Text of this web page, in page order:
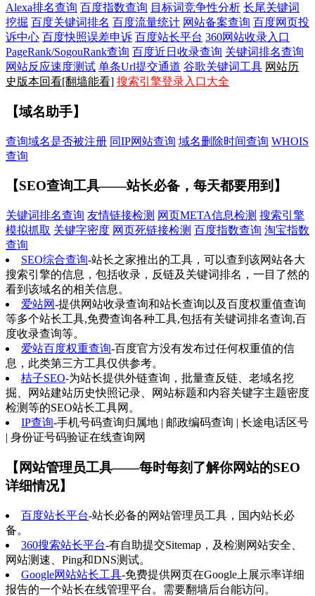
Alexa排名查询 百度指数查询 目标词竞争性分析 长尾关键词
挖掘 百度关键词排名 百度流量统计 网站备案查询 百度网页投
诉中心 百度快照误差申诉 百度站长平台 360网站收录入口
PageRank/SogouRank查询 百度近日收录查询 关键词排名查询
网站反应速度测试 单条Url提交通道 谷歌关键词工具 网站历
史版本回看[翻墙能看] 搜索引擎登录入口大全
【域名助手】
查询域名是否被注册 同IP网站查询 域名删除时间查询 WHOIS
查询
【SEO查询工具——站长必备，每天都要用到】
关键词排名查询 友情链接检测 网页META信息检测 搜索引擎
模拟抓取 关键字密度 网页死链接检测 百度指数查询 淘宝指数
查询
SEO综合查询-站长之家推出的工具，可以查到该网站各大
搜索引擎的信息，包括收录，反链及关键词排名，一目了然的
看到该域名的相关信息。
爱站网-提供网站收录查询和站长查询以及百度权重值查询
等多个站长工具,免费查询各种工具,包括有关键词排名查询,百
度收录查询等。
爱站百度权重查询-百度官方没有发布过任何权重值的信
息，此类第三方工具仅供参考。
桔子SEO-为站长提供外链查询，批量查反链、老域名挖
掘、网站建站历史快照记录、网站标题和内容关键字主题密度
检测等的SEO站长工具网。
IP查询-手机号码查询归属地 | 邮政编码查询 | 长途电话区号
| 身份证号码验证在线查询网
【网站管理员工具——每时每刻了解你网站的SEO
详细情况】
百度站长平台-站长必备的网站管理员工具，国内站长必
备。
360搜索站长平台-有自助提交Sitemap，及检测网站安全、
网站测速、Ping和DNS测试。
Google网站站长工具-免费提供网页在Google上展示率详细
报告的一个站长在线管理平台。需要翻墙后台能访问。